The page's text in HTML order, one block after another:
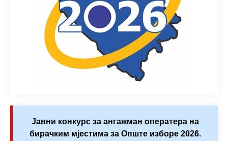
Јавни конкурс за ангажман оператера на
бирачким мјестима за Опште изборе 2026.